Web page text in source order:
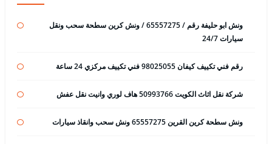
ونش ابو حليفة رقم / 65557275 / ونش كرين سطحة سحب ونقل
سيارات 24/7
رقم فني تكييف كيفان 98025055 فني تكييف مركزي 24 ساعة
شركة نقل اثاث الكويت 50993766 هاف لوري وانيت نقل عفش
ونش سطحة كرين القرين 65557275 ونش سحب وانقاذ سيارات